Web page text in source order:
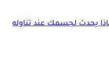
يحدث لجسمك عند تناوله